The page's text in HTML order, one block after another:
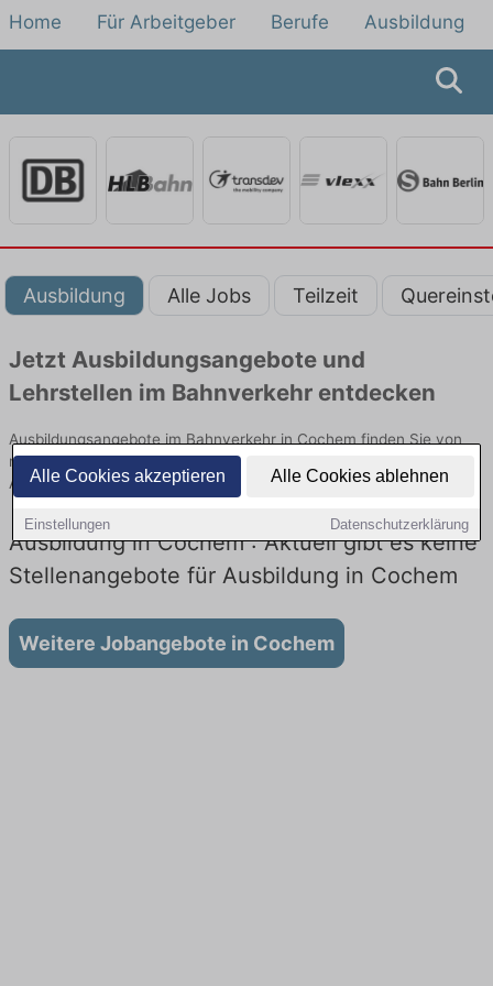
Alle Cookies akzeptieren Alle Cookies ablehnen
Einstellungen Datenschutzerklärung
Home Für Arbeitgeber Berufe Ausbildung
Ausbildung Alle Jobs Teilzeit
Jetzt Ausbildungsangebote und
Lehrstellen im Bahnverkehr entdecken
Ausbildungsangebote im Bahnverkehr in Cochem finden Sie von
namhaften Firmen. Entdecken Sie freie Optionen von Top-
Arbeitgebern und bewerben Sie sich noch heute.
Ausbildung in Cochem : Aktuell gibt es keine
Stellenangebote für Ausbildung in Cochem
Weitere Jobangebote in Cochem